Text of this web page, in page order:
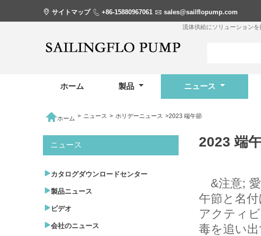
 サイトマップ  +86-15880967061  sales@sailflopump.com
流体供給にソリューションを
ホーム 製品 ニュース
ホーム > ニュース > ホリデーニュース >2023 端午節
2023 端
&注意;
午節と名
アクティ
毒を追い
ニュース
カタログダウンロードセンター
製品ニュース
ビデオ
会社のニュース